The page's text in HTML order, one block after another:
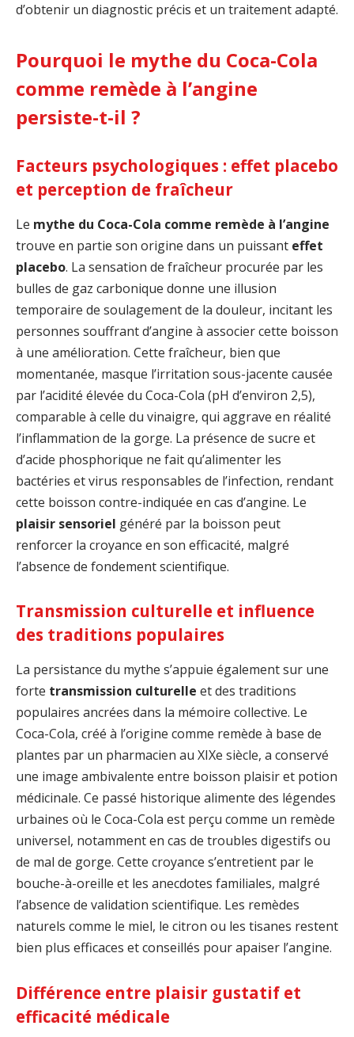
d’obtenir un diagnostic précis et un traitement adapté.
Pourquoi le mythe du Coca-Cola
comme remède à l’angine
persiste-t-il ?
Facteurs psychologiques : effet placebo
et perception de fraîcheur
Le mythe du Coca-Cola comme remède à l’angine
trouve en partie son origine dans un puissant effet
placebo. La sensation de fraîcheur procurée par les
bulles de gaz carbonique donne une illusion
temporaire de soulagement de la douleur, incitant les
personnes souffrant d’angine à associer cette boisson
à une amélioration. Cette fraîcheur, bien que
momentanée, masque l’irritation sous-jacente causée
par l’acidité élevée du Coca-Cola (pH d’environ 2,5),
comparable à celle du vinaigre, qui aggrave en réalité
l’inflammation de la gorge. La présence de sucre et
d’acide phosphorique ne fait qu’alimenter les
bactéries et virus responsables de l’infection, rendant
cette boisson contre-indiquée en cas d’angine. Le
plaisir sensoriel généré par la boisson peut
renforcer la croyance en son efficacité, malgré
l’absence de fondement scientifique.
Transmission culturelle et influence
des traditions populaires
La persistance du mythe s’appuie également sur une
forte transmission culturelle et des traditions
populaires ancrées dans la mémoire collective. Le
Coca-Cola, créé à l’origine comme remède à base de
plantes par un pharmacien au XIXe siècle, a conservé
une image ambivalente entre boisson plaisir et potion
médicinale. Ce passé historique alimente des légendes
urbaines où le Coca-Cola est perçu comme un remède
universel, notamment en cas de troubles digestifs ou
de mal de gorge. Cette croyance s’entretient par le
bouche-à-oreille et les anecdotes familiales, malgré
l’absence de validation scientifique. Les remèdes
naturels comme le miel, le citron ou les tisanes restent
bien plus efficaces et conseillés pour apaiser l’angine.
Différence entre plaisir gustatif et
efficacité médicale